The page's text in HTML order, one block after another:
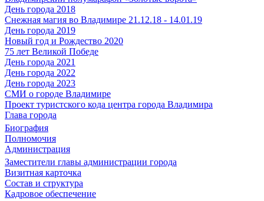
День города 2018
Снежная магия во Владимире 21.12.18 - 14.01.19
День города 2019
Новый год и Рождество 2020
75 лет Великой Победе
День города 2021
День города 2022
День города 2023
СМИ о городе Владимире
Проект туристского кода центра города Владимира
Глава города
Биография
Полномочия
Администрация
Заместители главы администрации города
Визитная карточка
Состав и структура
Кадровое обеспечение